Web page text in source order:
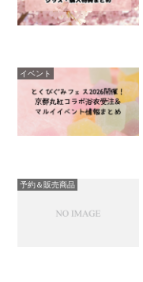
イベント
予約＆販売商品